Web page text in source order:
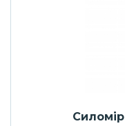
Силомір